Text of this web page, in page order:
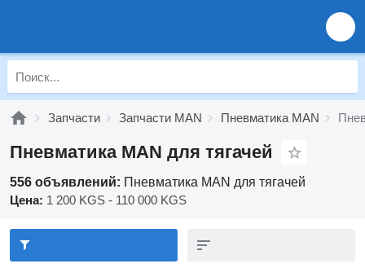
Запчасти Запчасти MAN Пневматика MAN
Пневматика MAN для тягачей
556 объявлений: Пневматика MAN для тягачей
Цена: 1 200 KGS - 110 000 KGS